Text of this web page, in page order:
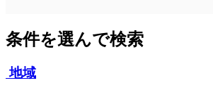
条件を選んで検索
地域